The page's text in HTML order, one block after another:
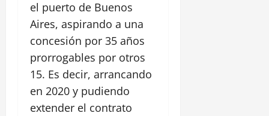
el puerto de Buenos
Aires, aspirando a una
concesión por 35 años
prorrogables por otros
15. Es decir, arrancando
en 2020 y pudiendo
extender el contrato